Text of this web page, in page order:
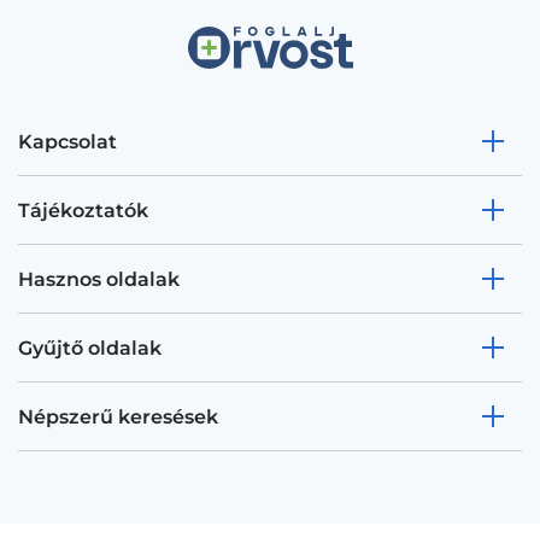
Kapcsolat
Tájékoztatók
Hasznos oldalak
Gyűjtő oldalak
Népszerű keresések